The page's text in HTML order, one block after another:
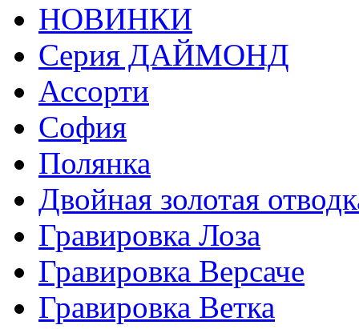
НОВИНКИ
Серия ДАЙМОНД
Ассорти
София
Полянка
Двойная золотая
Гравировка Лоза
Гравировка Версаче
Гравировка Ветка